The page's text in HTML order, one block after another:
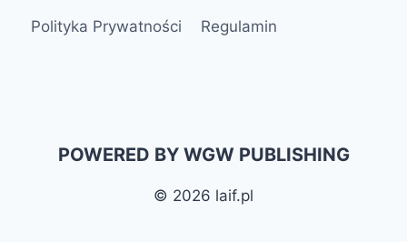
Polityka Prywatności Regulamin
POWERED BY WGW PUBLISHING
© 2026 laif.pl